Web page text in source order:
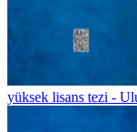
yüksek lisans tezi -